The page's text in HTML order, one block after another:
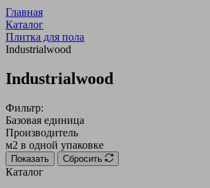
Главная
Каталог
Плитка для пола
Industrialwood
Industrialwood
Фильтр:
Базовая единица
Производитель
м2 в одной упаковке
Показать Сбросить
Каталог